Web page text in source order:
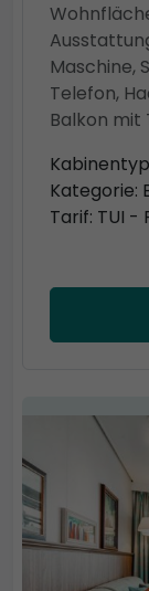
Maschine,
Telefon,
Balkon mit
Kategorie:
Tarif: TUI -